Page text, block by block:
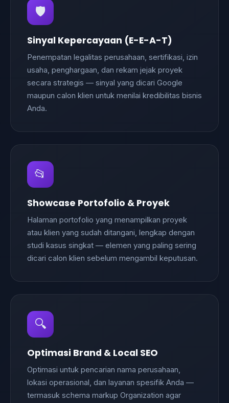
🛡️
Sinyal Kepercayaan (E-E-A-T)
Penempatan legalitas perusahaan, sertifikasi, izin
usaha, penghargaan, dan rekam jejak proyek
secara strategis — sinyal yang dicari Google
maupun calon klien untuk menilai kredibilitas bisnis
Anda.
📂
Showcase Portofolio & Proyek
Halaman portofolio yang menampilkan proyek
atau klien yang sudah ditangani, lengkap dengan
studi kasus singkat — elemen yang paling sering
dicari calon klien sebelum mengambil keputusan.
🔍
Optimasi Brand & Local SEO
Optimasi untuk pencarian nama perusahaan,
lokasi operasional, dan layanan spesifik Anda —
termasuk schema markup Organization agar